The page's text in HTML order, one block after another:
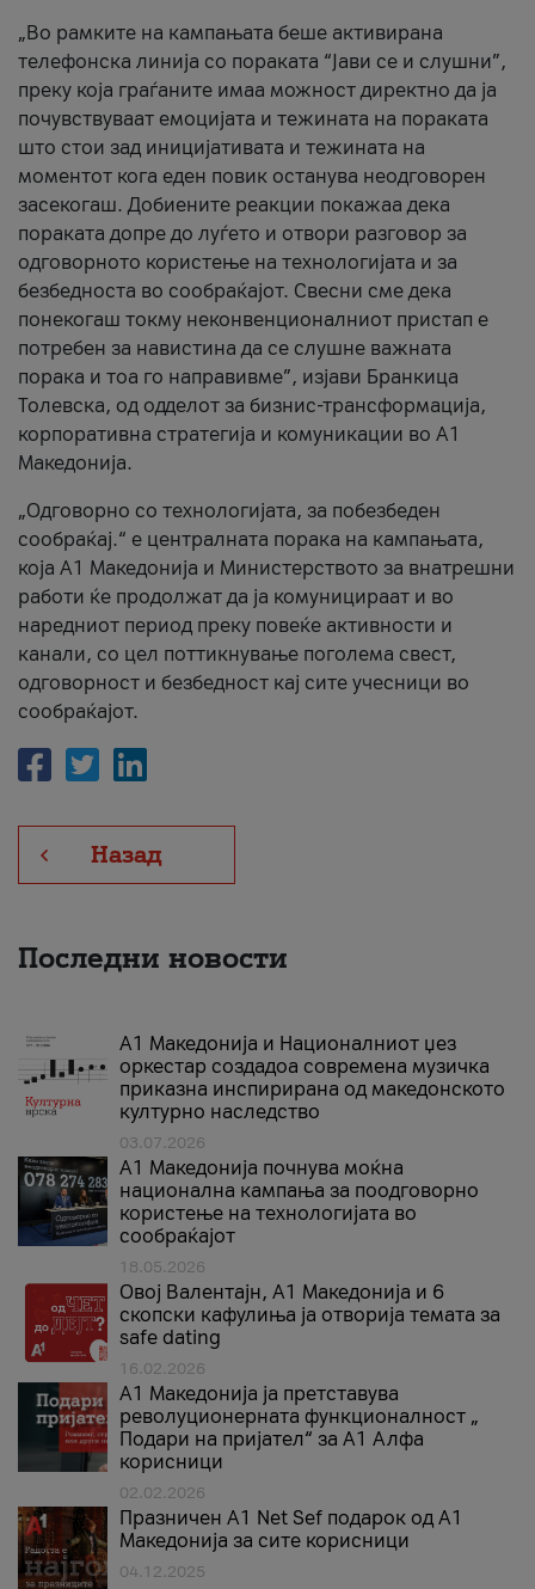
„Во рамките на кампањата беше активирана
телефонска линија со пораката “Јави се и слушни”,
преку која граѓаните имаа можност директно да ја
почувствуваат емоцијата и тежината на пораката
што стои зад иницијативата и тежината на
моментот кога еден повик останува неодговорен
засекогаш. Добиените реакции покажаа дека
пораката допре до луѓето и отвори разговор за
одговорното користење на технологијата и за
безбедноста во сообраќајот. Свесни сме дека
понекогаш токму неконвенционалниот пристап е
потребен за навистина да се слушне важната
порака и тоа го направивме”, изјави Бранкица
Толевска, од одделот за бизнис-трансформација,
корпоративна стратегија и комуникации во А1
Македонија.
„Одговорно со технологијата, за побезбеден
сообраќај.“ е централната порака на кампањата,
која A1 Македонија и Министерството за внатрешни
работи ќе продолжат да ја комуницираат и во
наредниот период преку повеќе активности и
канали, со цел поттикнување поголема свест,
одговорност и безбедност кај сите учесници во
сообраќајот.
Назад
Последни новости
А1 Македонија и Националниот џез
оркестар создадоа современа музичка
приказна инспирирана од македонското
културно наследство
03.07.2026
A1 Македонија почнува моќна
национална кампања за поодговорно
користење на технологијата во
сообраќајот
18.05.2026
Овој Валентајн, A1 Македонија и 6
скопски кафулиња ја отворија темата за
safe dating
16.02.2026
А1 Македонија ја претставува
револуционерната функционалност „
Подари на пријател“ за А1 Алфа
корисници
02.02.2026
Празничен A1 Net Sеf подарок од А1
Македонија за сите корисници
04.12.2025